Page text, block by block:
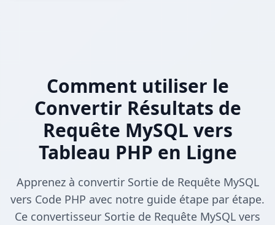
Comment utiliser le
Convertir Résultats de
Requête MySQL vers
Tableau PHP en Ligne
Apprenez à convertir Sortie de Requête MySQL
vers Code PHP avec notre guide étape par étape.
Ce convertisseur Sortie de Requête MySQL vers